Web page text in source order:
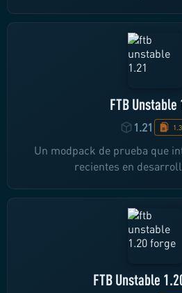
FTB Unstable
1.21
Un modpack de prueba que
recientes en
FTB Unstable